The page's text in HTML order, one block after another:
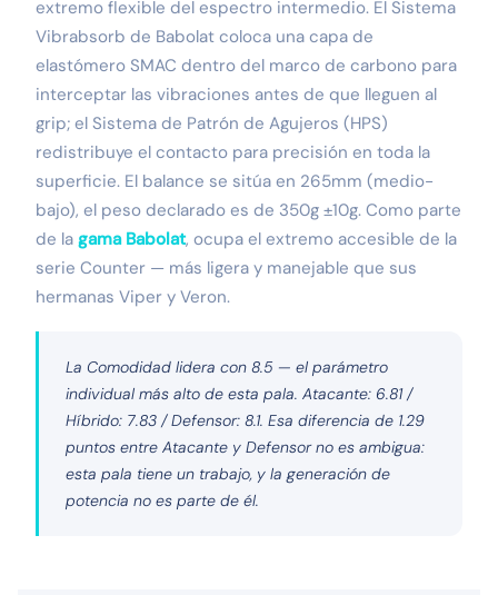
extremo flexible del espectro intermedio. El Sistema
Vibrabsorb de Babolat coloca una capa de
elastómero SMAC dentro del marco de carbono para
interceptar las vibraciones antes de que lleguen al
grip; el Sistema de Patrón de Agujeros (HPS)
redistribuye el contacto para precisión en toda la
superficie. El balance se sitúa en 265mm (medio-
bajo), el peso declarado es de 350g ±10g. Como parte
de la gama Babolat, ocupa el extremo accesible de la
serie Counter — más ligera y manejable que sus
hermanas Viper y Veron.
La Comodidad lidera con 8.5 — el parámetro
individual más alto de esta pala. Atacante: 6.81 /
Híbrido: 7.83 / Defensor: 8.1. Esa diferencia de 1.29
puntos entre Atacante y Defensor no es ambigua:
esta pala tiene un trabajo, y la generación de
potencia no es parte de él.